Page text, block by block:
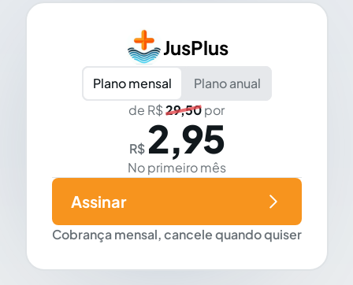
JusPlus
Plano mensal
Plano anual
de R$29,50por
R$ 2,95
No primeiro mês
Cobrança mensal, cancele quando quiser
Assinar